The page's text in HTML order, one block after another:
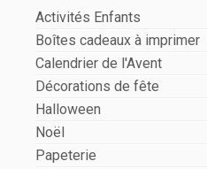
Activités Enfants
Boîtes cadeaux à imprimer
Calendrier de l'Avent
Décorations de fête
Halloween
Noël
Papeterie